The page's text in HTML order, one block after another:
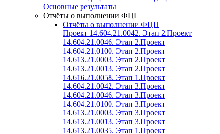
Основные результаты
Отчёты о выполнении ФЦП
Отчёты о выполнении ФЦП
Проект 14.604.21.0042. Этап 2.Проект
14.604.21.0046. Этап 2.Проект
14.604.21.0100. Этап 2.Проект
14.613.21.0003. Этап 2.Проект
14.613.21.0013. Этап 2.Проект
14.616.21.0058. Этап 1.Проект
14.604.21.0042. Этап 3.Проект
14.604.21.0046. Этап 3.Проект
14.604.21.0100. Этап 3.Проект
14.613.21.0003. Этап 3.Проект
14.613.21.0013. Этап 3.Проект
14.613.21.0035. Этап 1.Проект